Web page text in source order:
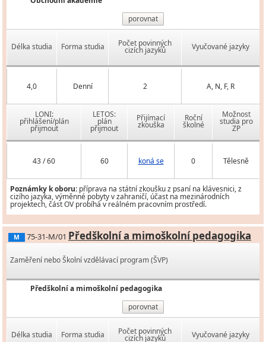
porovnat
Délka studia Forma studia Počet povinných
cizích jazyků Vyučované jazyky
4,0 Denní 2 A, N, F, R
LONI:
přihlášení/plán
přijmout
LETOS:
plán
přijmout
Přijímací
zkouška
Roční
školné
Možnost
studia pro
ZP
43 / 60 60 koná se 0 Tělesně
Poznámky k oboru: příprava na státní zkoušku z psaní na klávesnici, z
cizího jazyka, výměnné pobyty v zahraničí, účast na mezinárodních
projektech, část OV probíhá v reálném pracovním prostředí.
M 75-31-M/01 Předškolní a mimoškolní pedagogika
Zaměření nebo Školní vzdělávací program (ŠVP)
Předškolní a mimoškolní pedagogika
porovnat
Délka studia Forma studia Počet povinných
cizích jazyků Vyučované jazyky